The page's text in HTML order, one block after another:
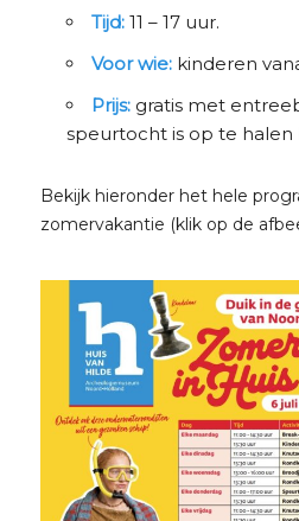
Tijd:11 – 17 uur.
Voor wie:kinderen
Prijs:gratis met
speurtocht is op te halen
Bekijk hieronder het hele
zomervakantie (klik op de